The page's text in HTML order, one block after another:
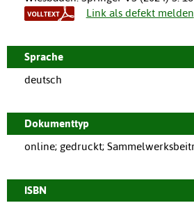
Link als defekt melden
Sprache
deutsch
Dokumenttyp
online; gedruckt;
ISBN